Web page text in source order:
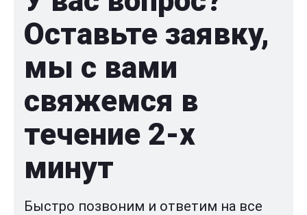
Оставьте заявку,
мы с вами
свяжемся в
течение 2-x
минут
Быстро позвоним и ответим на все